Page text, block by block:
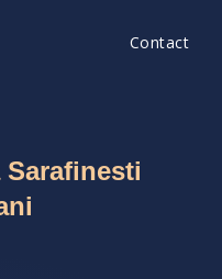
Contact